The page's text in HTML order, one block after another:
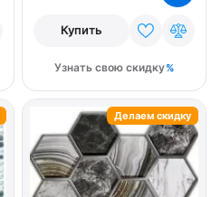
Купить
Узнать свою скидку
Делаем скидку